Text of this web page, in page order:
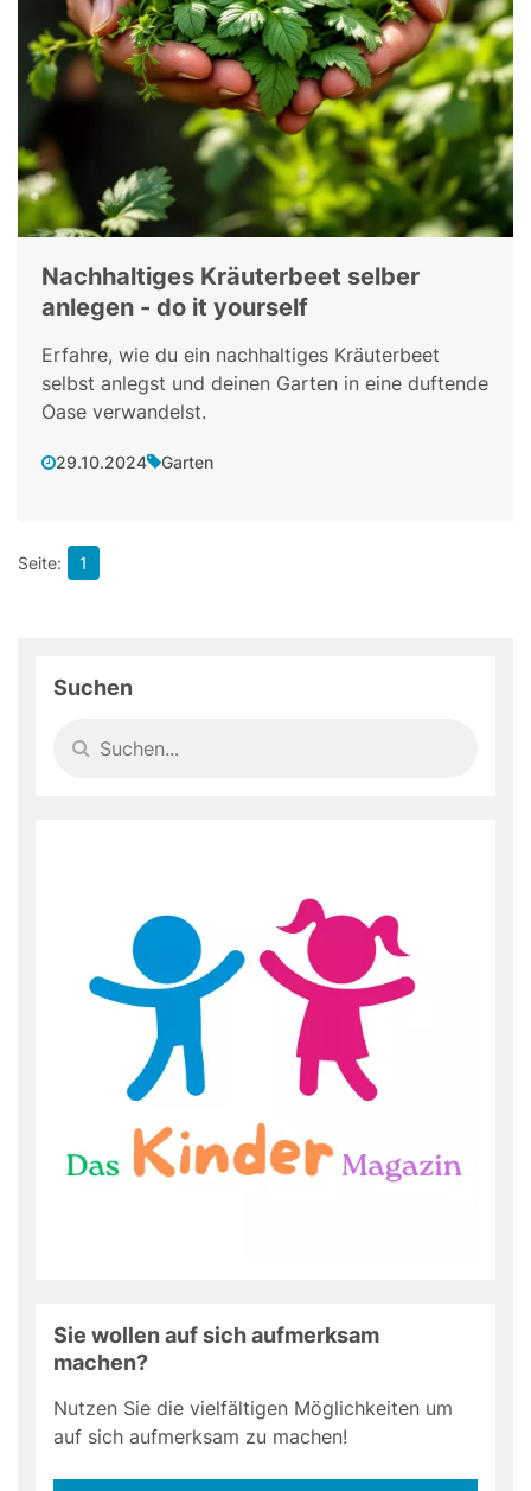
Nachhaltiges Kräuterbeet selber
anlegen - do it yourself
Erfahre, wie du ein nachhaltiges Kräuterbeet
selbst anlegst und deinen Garten in eine duftende
Oase verwandelst.
29.10.2024 Garten
1
Suchen
Sie wollen auf sich aufmerksam
machen?
Nutzen Sie die vielfältigen Möglichkeiten um
auf sich aufmerksam zu machen!